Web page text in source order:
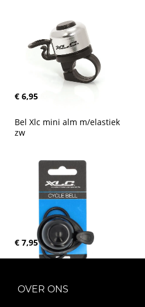
€ 6,95
Bel Xlc mini alm m/elastiek
zw
€ 7,95
OVER ONS